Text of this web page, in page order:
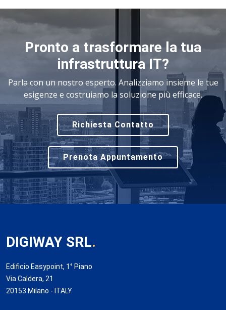
Pronto a trasformare la tua
infrastruttura IT?
Parla con un nostro esperto. Analizziamo insieme le tue
esigenze e costruiamo la soluzione più efficace.
Richiesta Contatto
Prenota Appuntamento
DIGIWAY SRL.
Edificio Easypoint, 1° Piano
Via Caldera, 21
20153 Milano - ITALY